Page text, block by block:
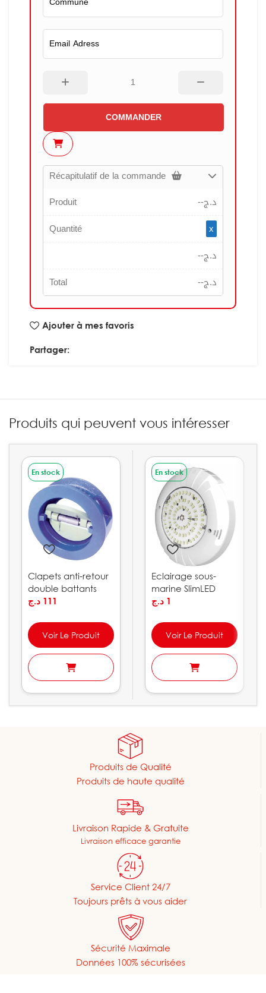
COMMANDER
Récapitulatif de la commande
Produit
--د.ج
Quantité
x
--د.ج
Total
--د.ج
Ajouter à mes favoris
Partager:
Produits qui peuvent vous intéresser
En stock
Clapets anti-retour
double battants
ASTRALPOOL
111 د.ج
Voir Le Produit
En stock
Eclairage sous-
marine SlimLED
GEMAS
1 د.ج
Voir Le Produit
Produits de Qualité
Produits de haute qualité
Livraison Rapide & Gratuite
Livraison efficace garantie
Service Client 24/7
Toujours prêts à vous aider
Sécurité Maximale
Données 100% sécurisées